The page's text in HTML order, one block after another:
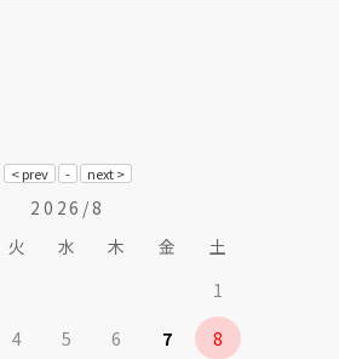
2026/8
火 水 木 金
土
1
4 5 6 7
8